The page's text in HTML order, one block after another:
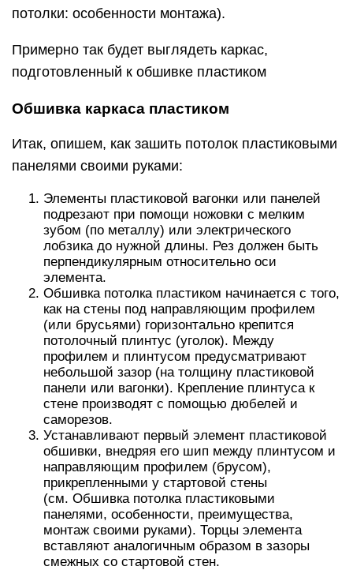
потолки: особенности монтажа).
Примерно так будет выглядеть каркас,
подготовленный к обшивке пластиком
Обшивка каркаса пластиком
Итак, опишем, как зашить потолок пластиковыми
панелями своими руками:
Элементы пластиковой вагонки или панелей
подрезают при помощи ножовки с мелким
зубом (по металлу) или электрического
лобзика до нужной длины. Рез должен быть
перпендикулярным относительно оси
элемента.
Обшивка потолка пластиком начинается с того,
как на стены под направляющим профилем
(или брусьями) горизонтально крепится
потолочный плинтус (уголок). Между
профилем и плинтусом предусматривают
небольшой зазор (на толщину пластиковой
панели или вагонки). Крепление плинтуса к
стене производят с помощью дюбелей и
саморезов.
Устанавливают первый элемент пластиковой
обшивки, внедряя его шип между плинтусом и
направляющим профилем (брусом),
прикрепленными у стартовой стены
(см. Обшивка потолка пластиковыми
панелями, особенности, преимущества,
монтаж своими руками). Торцы элемента
вставляют аналогичным образом в зазоры
смежных со стартовой стен.